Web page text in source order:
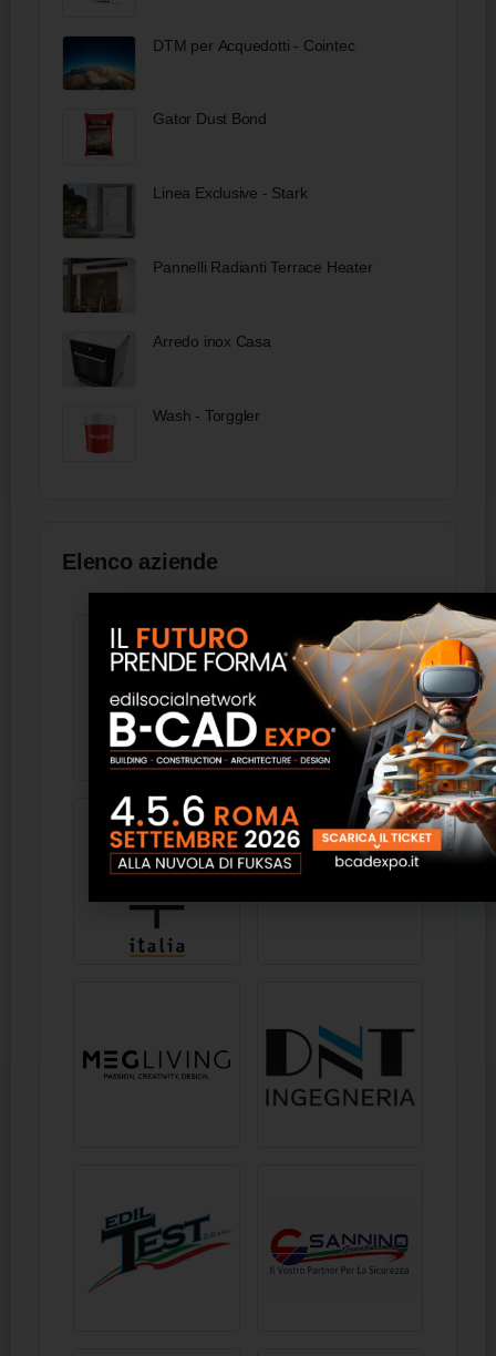
DTM per Acquedotti - Cointec
Gator Dust Bond
Linea Exclusive - Stark
Pannelli Radianti Terrace Heater
Arredo inox Casa
Wash - Torggler
Elenco aziende